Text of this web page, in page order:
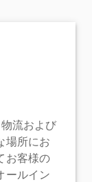
流および
場所にお
お客様の
ールイン